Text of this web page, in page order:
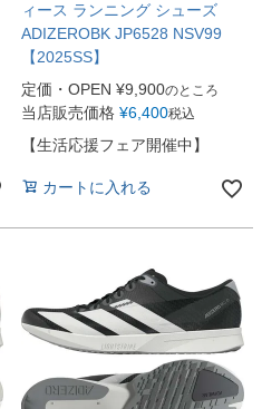
ィース ランニング シューズ
ADIZEROBK JP6528 NSV99
【2025SS】
定価・OPEN ¥9,900のところ
当店販売価格 ¥6,400税込
【生活応援フェア開催中】
カートに入れる